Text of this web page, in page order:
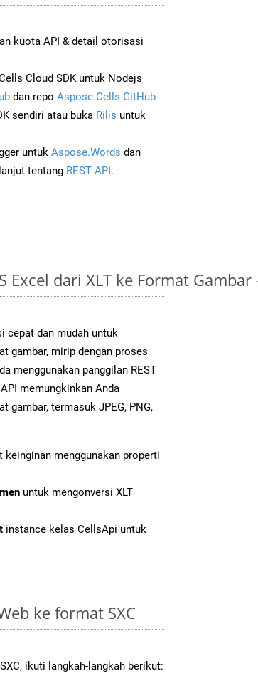
kuota API & detail otorisasi
Cloud SDK untuk Nodejs
dan repo Aspose.Cells GitHub
sendiri atau buka Rilis untuk
untuk Aspose.Words dan
tentang REST API.
Excel dari XLT ke Format
cepat dan mudah untuk
gambar, mirip dengan proses
menggunakan panggilan REST
memungkinkan Anda
gambar, termasuk JPEG, PNG,
keinginan menggunakan properti
untuk mengonversi XLT
instance kelas CellsApi untuk
ke format SXC
ikuti langkah-langkah berikut: